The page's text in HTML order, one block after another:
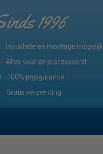
1996
Installatie en montage mogelijk
Alles voor de professional
100% prijsgarantie
Gratis verzending